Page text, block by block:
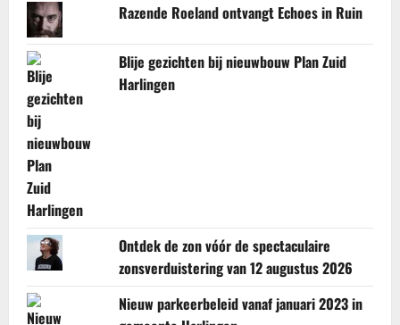
Razende Roeland ontvangt Echoes in Ruin
Blije gezichten bij nieuwbouw Plan Zuid
Harlingen
Ontdek de zon vóór de spectaculaire
zonsverduistering van 12 augustus 2026
Nieuw parkeerbeleid vanaf januari 2023 in